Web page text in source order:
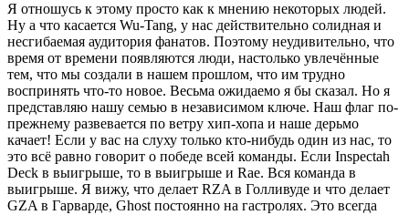
Я отношусь к этому просто как к мнению некоторых людей.
Ну а что касается Wu-Tang, у нас действительно солидная и
несгибаемая аудитория фанатов. Поэтому неудивительно, что
время от времени появляются люди, настолько увлечённые
тем, что мы создали в нашем прошлом, что им трудно
воспринять что-то новое. Весьма ожидаемо я бы сказал. Но я
представляю нашу семью в независимом ключе. Наш флаг по-
прежнему развевается по ветру хип-хопа и наше дерьмо
качает! Если у вас на слуху только кто-нибудь один из нас, то
это всё равно говорит о победе всей команды. Если Inspectah
Deck в выигрыше, то в выигрыше и Rae. Вся команда в
выигрыше. Я вижу, что делает RZA в Голливуде и что делает
GZA в Гарварде, Ghost постоянно на гастролях. Это всегда